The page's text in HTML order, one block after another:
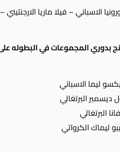
الاسباني – فيلا ماريا
بدوري المجموعات في البطوله على